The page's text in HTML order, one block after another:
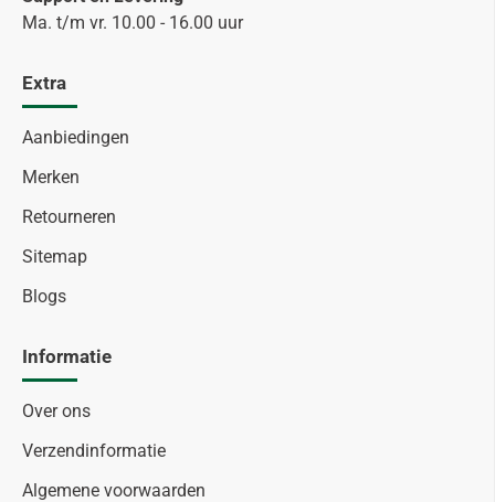
Ma. t/m vr. 10.00 - 16.00 uur
Extra
Aanbiedingen
Merken
Retourneren
Sitemap
Blogs
Informatie
Over ons
Verzendinformatie
Algemene voorwaarden